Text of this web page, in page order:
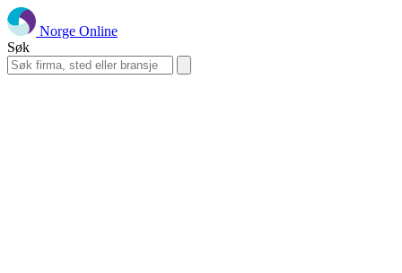
Norge Online
Søk